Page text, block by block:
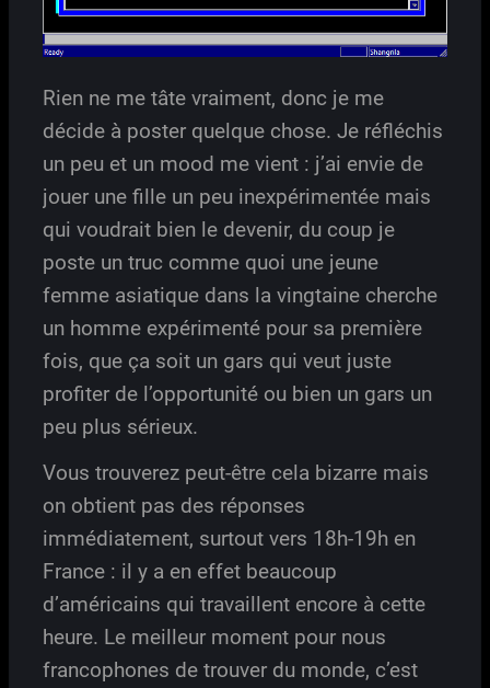
Rien ne me tâte vraiment, donc je me
décide à poster quelque chose. Je réfléchis
un peu et un mood me vient : j’ai envie de
jouer une fille un peu inexpérimentée mais
qui voudrait bien le devenir, du coup je
poste un truc comme quoi une jeune
femme asiatique dans la vingtaine cherche
un homme expérimenté pour sa première
fois, que ça soit un gars qui veut juste
profiter de l’opportunité ou bien un gars un
peu plus sérieux.
Vous trouverez peut-être cela bizarre mais
on obtient pas des réponses
immédiatement, surtout vers 18h-19h en
France : il y a en effet beaucoup
d’américains qui travaillent encore à cette
heure. Le meilleur moment pour nous
francophones de trouver du monde, c’est